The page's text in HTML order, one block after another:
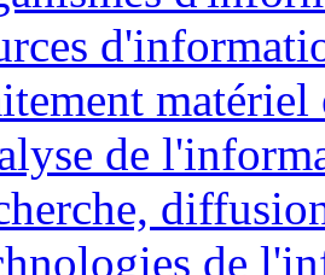
matériel
de
de